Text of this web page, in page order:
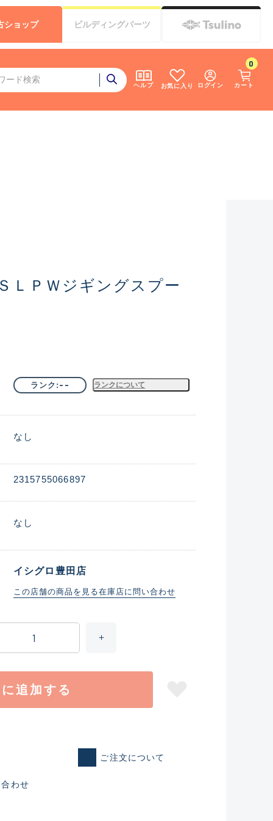
ヘルプ お気に入り ログイン カート
0
ショップ ビルディングパーツ
れた未使用
ものも含む
ＬＰＷジギングスプー
ランク -- ランクについて
なし
2315755066897
なし
イシグロ豊田店
この店舗の商品を見る在庫店に問い合わせ
追加する
ご注文について
わせ